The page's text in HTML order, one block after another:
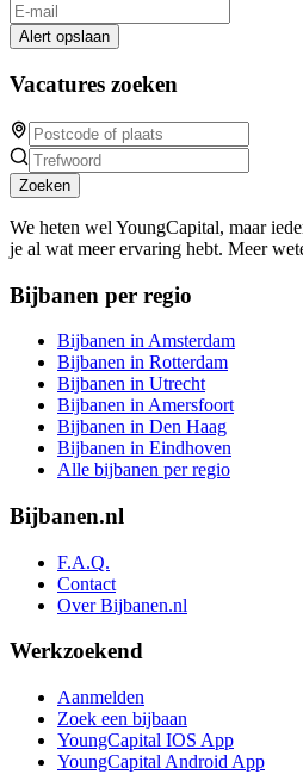
Alert opslaan
Vacatures zoeken
Zoeken
We heten wel YoungCapital, maar
je al wat meer ervaring hebt. Meer
Bijbanen per regio
Bijbanen in Amsterdam
Bijbanen in Rotterdam
Bijbanen in Utrecht
Bijbanen in Amersfoort
Bijbanen in Den Haag
Bijbanen in Eindhoven
Alle bijbanen per regio
Bijbanen.nl
F.A.Q.
Contact
Over Bijbanen.nl
Werkzoekend
Aanmelden
Zoek een bijbaan
YoungCapital IOS App
YoungCapital Android App